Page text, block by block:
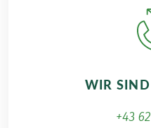
WIR
+43